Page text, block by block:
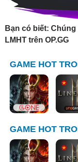
Bạn có biết:
LMHT trên OP.GG
GAME HOT
GAME HOT